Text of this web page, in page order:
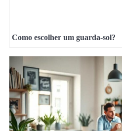
Como escolher um guarda-sol?